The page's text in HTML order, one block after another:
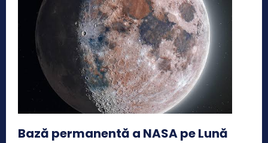
Bază permanentă a NASA pe Lună